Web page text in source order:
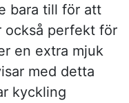
bara till för att
också perfekt för
en extra mjuk
med detta
kyckling